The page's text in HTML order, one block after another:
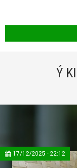
Ý
17/12/2025 - 22:12